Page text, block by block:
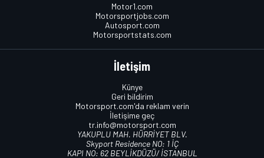
Motor1.com
Motorsportjobs.com
Autosport.com
Motorsportstats.com
İletişim
Künye
Geri bildirim
Motorsport.com'da reklam verin
İletişime geç
tr.info@motorsport.com
YAKUPLU MAH. HÜRRİYET BLV.
Skyport Residence NO: 1 İÇ
KAPI NO: 62 BEYLİKDÜZÜ/ İSTANBUL